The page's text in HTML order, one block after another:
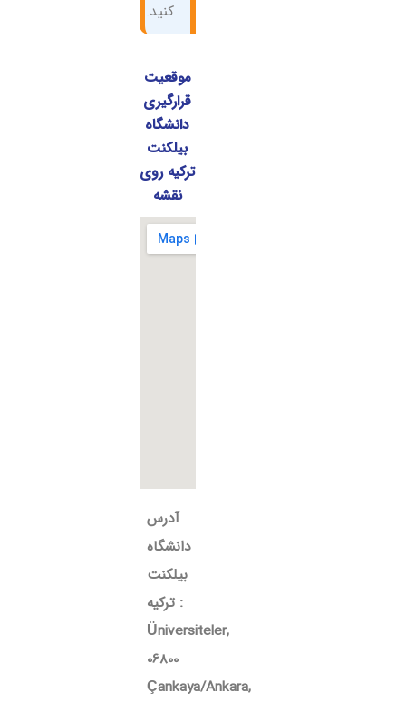
کنید.
موقعیت
قرارگیری
دانشگاه
بیلکنت
ترکیه روی
نقشه
آدرس
دانشگاه
بیلکنت
ترکیه :
Üniversiteler,
06800
Çankaya/Ankara,